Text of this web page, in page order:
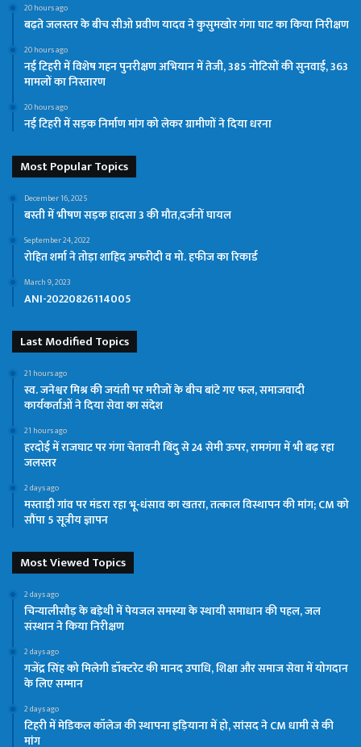
20 hours ago
बढ़ते जलस्तर के बीच सीओ प्रवीण यादव ने कुसुमखोर गंगा घाट का किया निरीक्षण
20 hours ago
नई टिहरी में विशेष गहन पुनरीक्षण अभियान में तेजी, 385 नोटिसों की सुनवाई, 363
मामलों का निस्तारण
20 hours ago
नई टिहरी में सड़क निर्माण मांग को लेकर ग्रामीणों ने दिया धरना
Most Popular Topics
December 16, 2025
बस्ती में भीषण सड़क हादसा 3 की मौत,दर्जनों घायल
September 24, 2022
रोहित शर्मा ने तोड़ा शाहिद अफरीदी व मो. हफीज का रिकार्ड
March 9, 2023
ANI-20220826114005
Last Modified Topics
21 hours ago
स्व. जनेश्वर मिश्र की जयंती पर मरीजों के बीच बांटे गए फल, समाजवादी
कार्यकर्ताओं ने दिया सेवा का संदेश
21 hours ago
हरदोई में राजघाट पर गंगा चेतावनी बिंदु से 24 सेमी ऊपर, रामगंगा में भी बढ़ रहा
जलस्तर
2 days ago
मस्ताड़ी गांव पर मंडरा रहा भू-धंसाव का खतरा, तत्काल विस्थापन की मांग; CM को
सौंपा 5 सूत्रीय ज्ञापन
Most Viewed Topics
2 days ago
चिन्यालीसौड़ के बड़ेथी में पेयजल समस्या के स्थायी समाधान की पहल, जल
संस्थान ने किया निरीक्षण
2 days ago
गजेंद्र सिंह को मिलेगी डॉक्टरेट की मानद उपाधि, शिक्षा और समाज सेवा में योगदान
के लिए सम्मान
2 days ago
टिहरी में मेडिकल कॉलेज की स्थापना इड़ियाना में हो, सांसद ने CM धामी से की
मांग